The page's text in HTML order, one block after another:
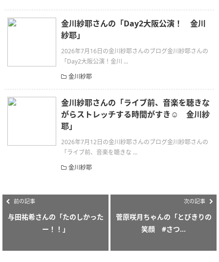
金川紗耶さんの「Day2大阪公演！ 金川
紗耶」
2026年7月16日の金川紗耶さんのブログ金川紗耶さんの
「Day2大阪公演！金川 ...
金川紗耶
金川紗耶さんの「ライブ前、音楽を聴きな
がらストレッチする時間がすき☺️ 金川紗
耶」
2026年7月12日の金川紗耶さんのブログ金川紗耶さんの
「ライブ前、音楽を聴きな ...
金川紗耶
前の記事
与田祐希さんの「たのしかった
ー！！」
次の記事
菅原咲月ちゃんの「とびきりの
笑顔 #さつ...